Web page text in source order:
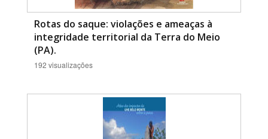
Rotas do saque: violações e ameaças à
integridade territorial da Terra do Meio
(PA).
192 visualizações